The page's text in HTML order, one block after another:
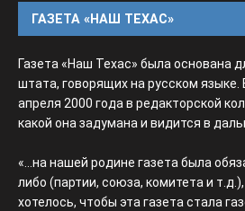
ГАЗЕТА «НАШ ТЕХАС»
Газета «Наш Техас» была основана
штата, говорящих на русском языке.
апреля 2000 года в редакторской
какой она задумана и видится в
«...на нашей родине газета была
либо (партии, союза, комитета и
хотелось, чтобы эта газета стала